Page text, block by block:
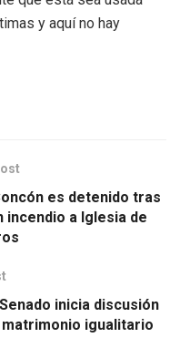
y aquí no hay
es detenido tras
a Iglesia de
inicia discusión
igualitario